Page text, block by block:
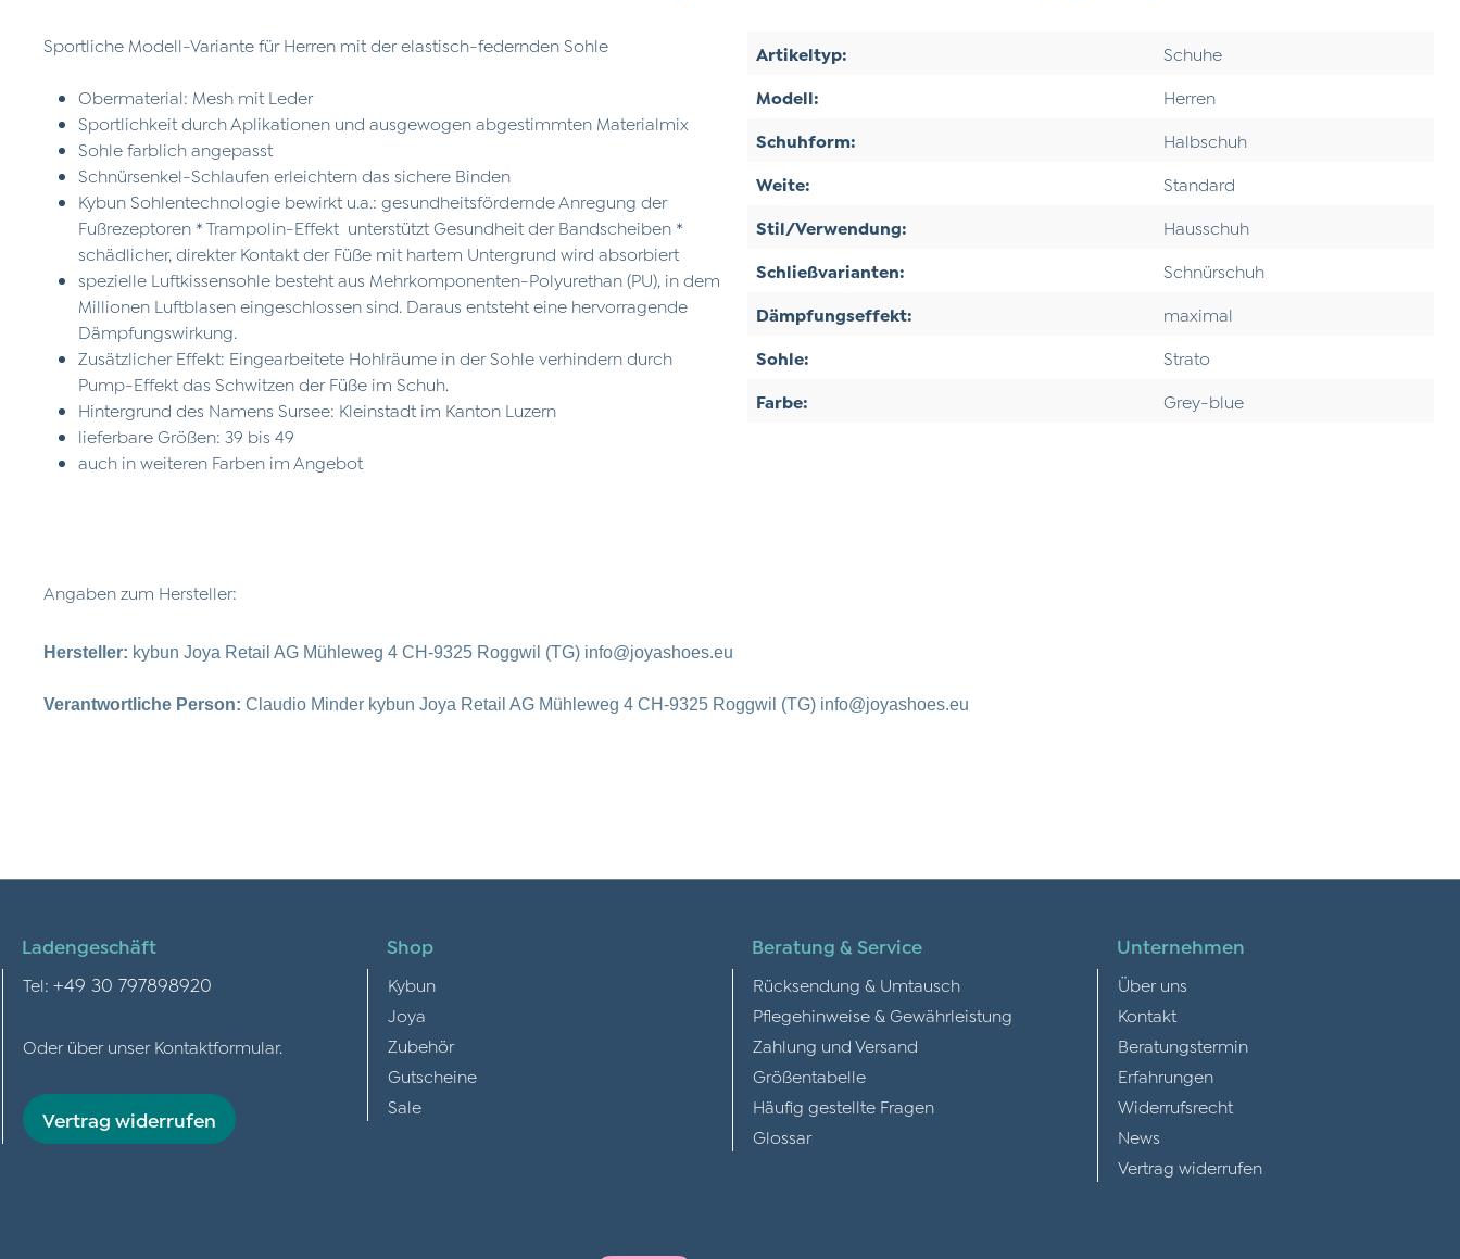
Sportliche Modell-Variante für Herren mit der elastisch-federnden Sohle
Obermaterial: Mesh mit Leder
Sportlichkeit durch Aplikationen und ausgewogen abgestimmten Materialmix
Sohle farblich angepasst
Schnürsenkel-Schlaufen erleichtern das sichere Binden
Kybun Sohlentechnologie bewirkt u.a.: gesundheitsfördernde Anregung der
Fußrezeptoren * Trampolin-Effekt unterstützt Gesundheit der Bandscheiben *
schädlicher, direkter Kontakt der Füße mit hartem Untergrund wird absorbiert
spezielle Luftkissensohle besteht aus Mehrkomponenten-Polyurethan (PU), in dem
Millionen Luftblasen eingeschlossen sind. Daraus entsteht eine hervorragende
Dämpfungswirkung.
Zusätzlicher Effekt: Eingearbeitete Hohlräume in der Sohle verhindern durch
Pump-Effekt das Schwitzen der Füße im Schuh.
Hintergrund des Namens Sursee: Kleinstadt im Kanton Luzern
lieferbare Größen: 39 bis 49
auch in weiteren Farben im Angebot
Artikeltyp: Schuhe
Modell: Herren
Schuhform: Halbschuh
Weite: Standard
Stil/Verwendung: Hausschuh
Schließvarianten: Schnürschuh
Dämpfungseffekt: maximal
Sohle: Strato
Farbe: Grey-blue
Angaben zum Hersteller:
Hersteller: kybun Joya Retail AG Mühleweg 4 CH-9325 Roggwil (TG) info@joyashoes.eu
Verantwortliche Person: Claudio Minder kybun Joya Retail AG Mühleweg 4 CH-9325 Roggwil (TG) info@joyashoes.eu
Ladengeschäft
Tel: +49 30 797898920
Oder über unser Kontaktformular.
Vertrag widerrufen
Shop
Kybun
Joya
Zubehör
Gutscheine
Sale
Beratung & Service
Rücksendung & Umtausch
Pflegehinweise & Gewährleistung
Zahlung und Versand
Größentabelle
Häufig gestellte Fragen
Glossar
Unternehmen
Über uns
Kontakt
Beratungstermin
Erfahrungen
Widerrufsrecht
News
Vertrag widerrufen